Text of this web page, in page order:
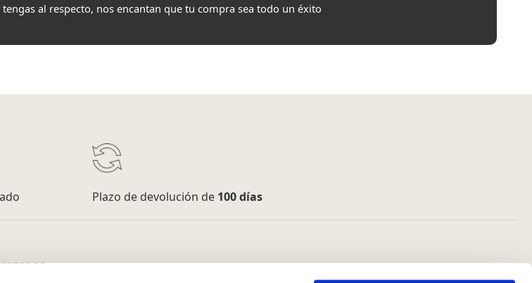
al respecto, nos encantan que tu compra sea todo un éxito
Plazo de devolución de 100 días